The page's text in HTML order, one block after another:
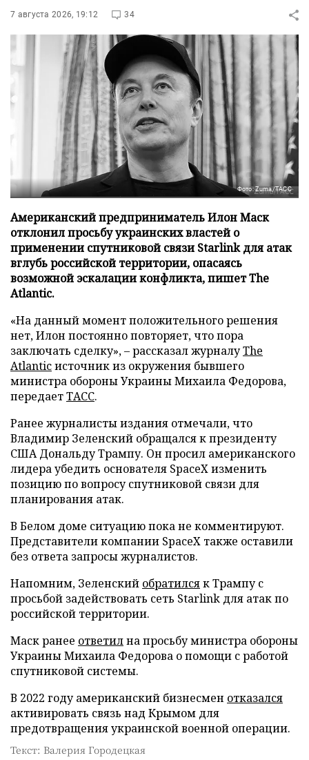
7 августа 2026, 19:12 34
Фото: Zuma/ТАСС
Американский предприниматель Илон Маск
отклонил просьбу украинских властей о
применении спутниковой связи Starlink для атак
вглубь российской территории, опасаясь
возможной эскалации конфликта, пишет The
Atlantic.
«На данный момент положительного решения
нет, Илон постоянно повторяет, что пора
заключать сделку», – рассказал журналуThe
Atlanticисточник из окружения бывшего
министра обороны Украины Михаила Федорова,
передаетТАСС.
Ранее журналисты издания отмечали, что
Владимир Зеленский обращался к президенту
США Дональду Трампу. Он просил американского
лидера убедить основателя SpaceX изменить
позицию по вопросу спутниковой связи для
планирования атак.
В Белом доме ситуацию пока не комментируют.
Представители компании SpaceX также оставили
без ответа запросы журналистов.
Напомним, Зеленский обратилсяк Трампу с
просьбой задействовать сеть Starlink для атак по
российской территории.
Маск ранее ответилна просьбу министра обороны
Украины Михаила Федорова о помощи с работой
спутниковой системы.
В 2022 году американский бизнесмен отказался
активировать связь над Крымом для
предотвращения украинской военной операции.
Текст: Валерия Городецкая